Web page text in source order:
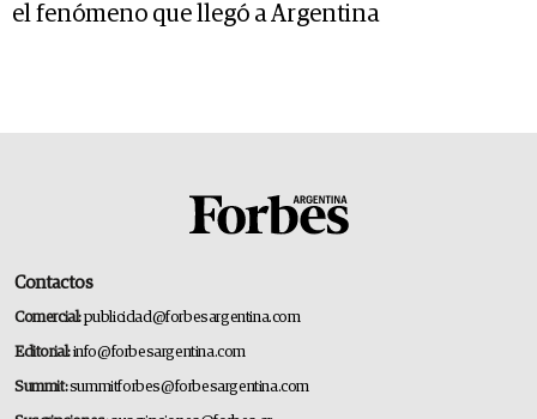
el fenómeno que llegó a Argentina
Contactos
Comercial:publicidad@forbesargentina.com
Editorial:info@forbesargentina.com
Summit:summitforbes@forbesargentina.com